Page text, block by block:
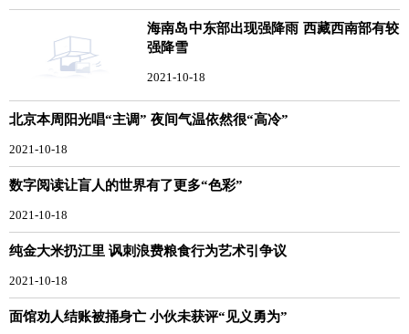
海南岛中东部出现强降雨 西藏西南部有较
强降雪
2021-10-18
北京本周阳光唱“主调” 夜间气温依然很“高冷”
2021-10-18
数字阅读让盲人的世界有了更多“色彩”
2021-10-18
纯金大米扔江里 讽刺浪费粮食行为艺术引争议
2021-10-18
面馆劝人结账被捅身亡 小伙未获评“见义勇为”